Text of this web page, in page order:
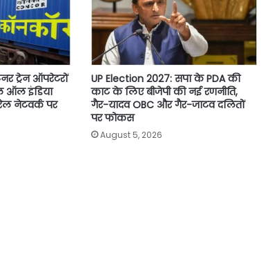
ट्रेन ऑपरेटरों
ऑल इंडिया
नेटवर्क पर
UP Election 2027: सपा के PDA की
काट के लिए बीजेपी की नई रणनीति,
गैर-यादव OBC और गैर-जाटव दलितों
पर फोकस
August 5, 2026